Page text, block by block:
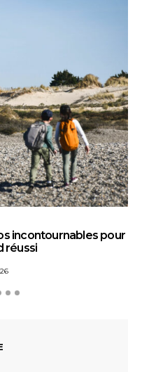
incontournables pour
réussi